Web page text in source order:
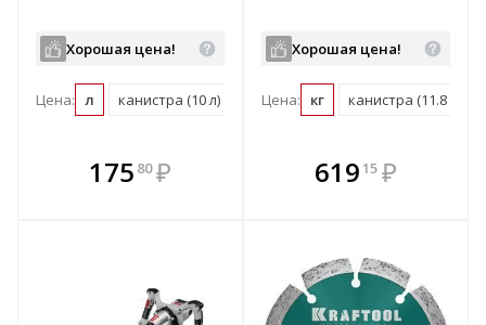
Хорошая цена!
Цена: л канистра (10 л)
175 80 ₽
В комплекте
всегда выгоднее!
Хорошая цена!
Цена: кг канистра (11.8 кг)
В комплекте
всегда выгоднее!
619 15 ₽